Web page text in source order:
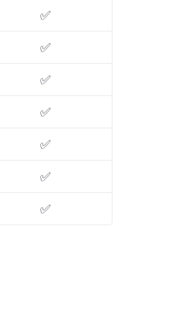
✅
✅
✅
✅
✅
✅
✅